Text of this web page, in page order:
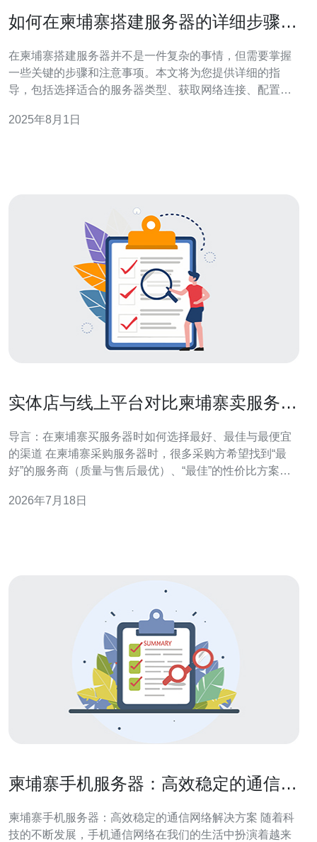
如何在柬埔寨搭建服务器的详细步骤与
在柬埔寨搭建服务器并不是一件复杂的事情，但需要掌握
一些关键的步骤和注意事项。本文将为您提供详细的指
导，包括选择适合的服务器类型、获取网络连接、配置服
务器搭建。 在柬埔寨搭建服务器需要多少预算？ 在决定搭
2025年8月1日
实体店与线上平台对比柬埔寨卖服务器
导言：在柬埔寨买服务器时如何选择最好、最佳与最便宜
的渠道 在柬埔寨采购服务器时，很多采购方希望找到“最
好”的服务商（质量与售后最优）、“最佳”的性价比方案
感）。本文围绕柬埔寨市场，比较实体店与线上平台的优
2026年7月18日
柬埔寨手机服务器：高效稳定的通信网
柬埔寨手机服务器：高效稳定的通信网络解决方案 随着科
技的不断发展，手机通信网络在我们的生活中扮演着越来